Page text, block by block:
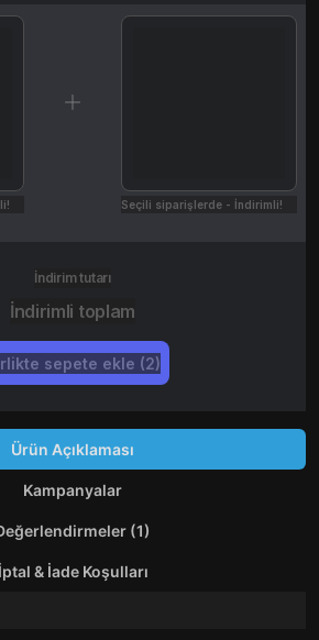
Seçili siparişlerde - İndirimli!
İndirim tutarı
İndirimli toplam
sepete ekle (2)
Ürün Açıklaması
Kampanyalar
Değerlendirmeler (1)
İptal & İade Koşulları